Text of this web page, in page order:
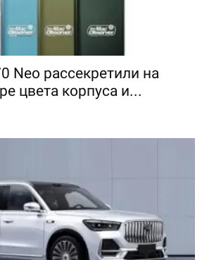
Neo рассекретили на
цвета корпуса и...